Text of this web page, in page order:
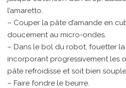
l’amaretto.
– Couper la pâte d’amande en
doucement au micro-ondes.
– Dans le bol du robot, fouetter la
incorporant progressivement les
pâte refroidisse et soit bien
– Faire fondre le beurre.